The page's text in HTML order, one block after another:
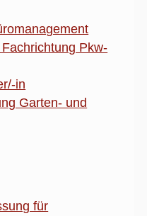
Pkw-
in
Garten- und
für